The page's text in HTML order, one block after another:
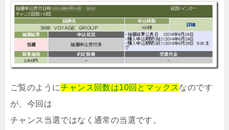
ご覧のようにチャンス回数は10回とマックスなのです
が、今回は
チャンス当選ではなく通常の当選です。